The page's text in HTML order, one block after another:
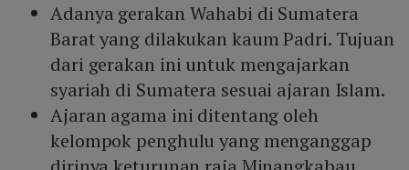
Adanya gerakan Wahabi di Sumatera
Barat yang dilakukan kaum Padri. Tujuan
dari gerakan ini untuk mengajarkan
syariah di Sumatera sesuai ajaran Islam.
Ajaran agama ini ditentang oleh
kelompok penghulu yang menganggap